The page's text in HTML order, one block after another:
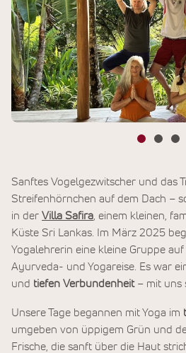
Sanftes Vogelgezwitscher und das
Streifenhörnchen auf dem Dach –
in der Villa Safira, einem kleinen,
Küste Sri Lankas. Im März 2025
Yogalehrerin eine kleine Gruppe
Ayurveda- und Yogareise. Es war
und tiefen Verbundenheit– mit uns
Unsere Tage begannen mit Yoga im
umgeben von üppigem Grün und
Frische, die sanft über die Haut